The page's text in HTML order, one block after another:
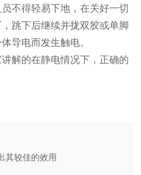
不得轻易下地，在关好一切
跳下后继续并拢双胶或单脚
导电而发生触电。
的在静电情况下，正确的
其较佳的效用